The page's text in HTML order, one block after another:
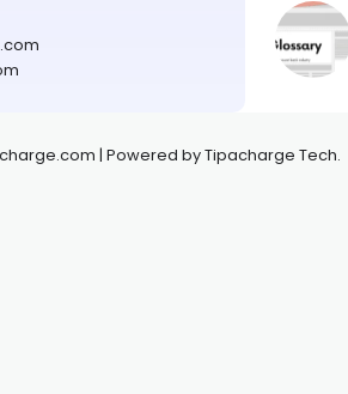
| Powered by Tipacharge Tech.